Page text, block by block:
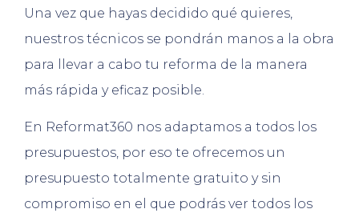
Una vez que hayas decidido qué quieres,
nuestros técnicos se pondrán manos a la obra
para llevar a cabo tu reforma de la manera
más rápida y eficaz posible.
En Reformat360 nos adaptamos a todos los
presupuestos, por eso te ofrecemos un
presupuesto totalmente gratuito y sin
compromiso en el que podrás ver todos los